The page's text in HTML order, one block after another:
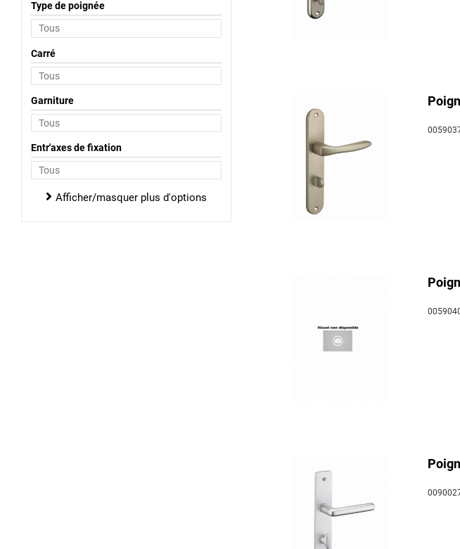
Type de poignée
Carré
Garniture
Entr'axes de fixation
Afficher/masquer plus d'options